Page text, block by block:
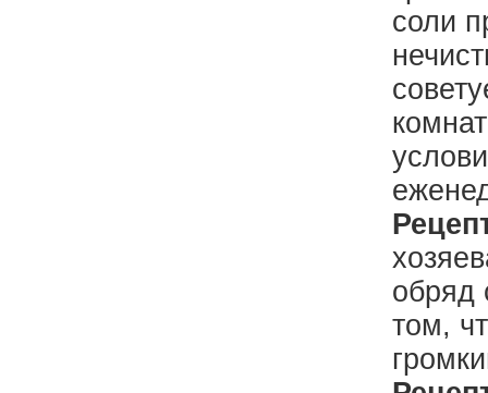
соли
обряд
том,